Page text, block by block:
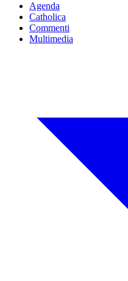
Agenda
Catholica
Commenti
Multimedia